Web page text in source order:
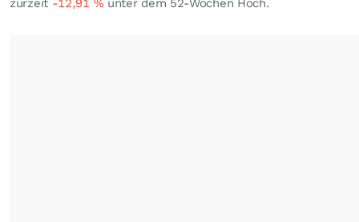
zurzeit -12,91 %unter dem 52-Wochen Hoch.